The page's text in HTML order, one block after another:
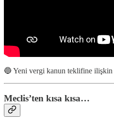
🔵 Yeni vergi kanun teklifine
Meclis’ten kısa kısa…